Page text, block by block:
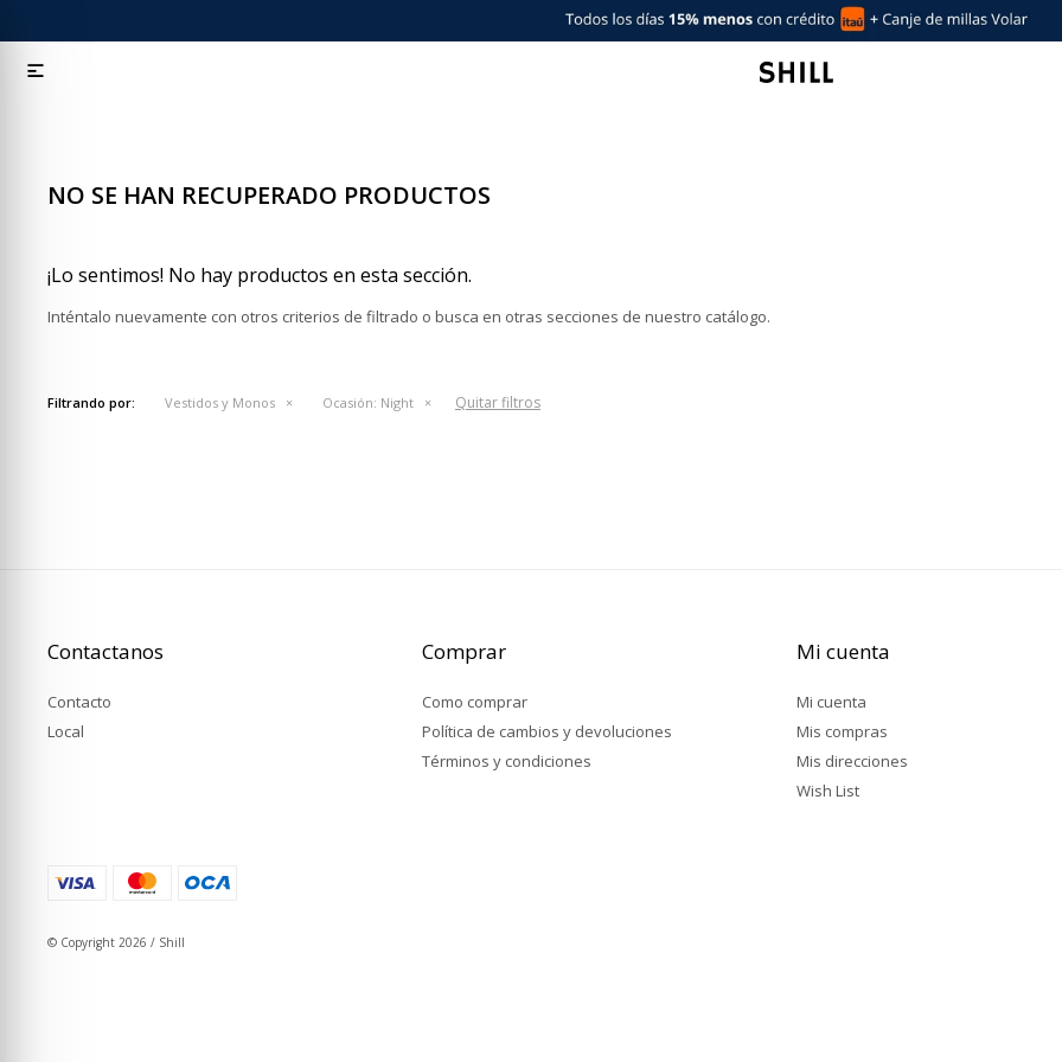

NO SE HAN RECUPERADO PRODUCTOS
¡Lo sentimos! No hay productos en esta sección.
Inténtalo nuevamente con otros criterios de filtrado o busca en otras secciones de nuestro catálogo.
Filtrando por: Vestidos y Monos Ocasión: Night Quitar filtros
Contactanos
Contacto
Local
Comprar
Como comprar
Política de cambios y devoluciones
Términos y condiciones
Mi cuenta
Mi cuenta
Mis compras
Mis direcciones
Wish List
© Copyright 2026 / Shill